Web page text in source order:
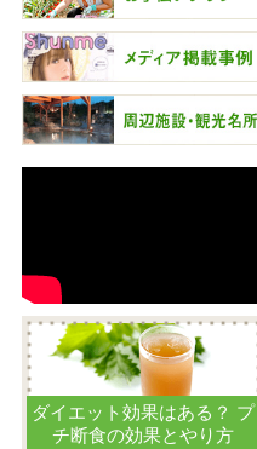
ダイエット効果はある？ プ
チ断食の効果とやり方